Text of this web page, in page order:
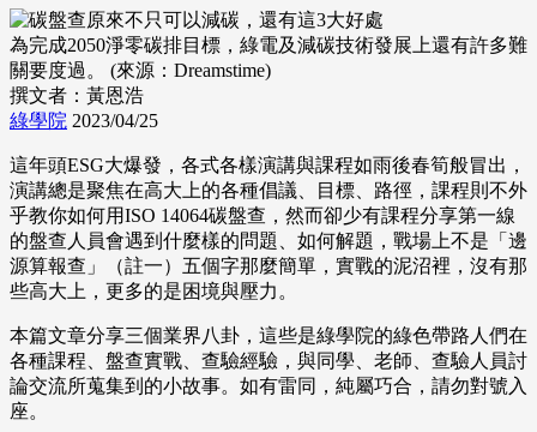
為完成2050淨零碳排目標，綠電及減碳技術發展上還有許多難
關要度過。 (來源：Dreamstime)
撰文者：黃恩浩
綠學院 2023/04/25
這年頭ESG大爆發，各式各樣演講與課程如雨後春筍般冒出，
演講總是聚焦在高大上的各種倡議、目標、路徑，課程則不外
乎教你如何用ISO 14064碳盤查，然而卻少有課程分享第一線
的盤查人員會遇到什麼樣的問題、如何解題，戰場上不是「邊
源算報查」（註一）五個字那麼簡單，實戰的泥沼裡，沒有那
些高大上，更多的是困境與壓力。
本篇文章分享三個業界八卦，這些是綠學院的綠色帶路人們在
各種課程、盤查實戰、查驗經驗，與同學、老師、查驗人員討
論交流所蒐集到的小故事。如有雷同，純屬巧合，請勿對號入
座。